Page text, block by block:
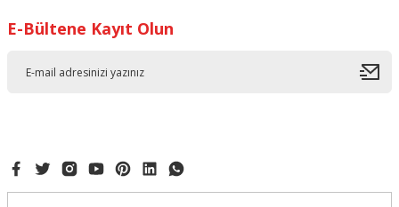
Ürün resmi kalitesiz, bozuk veya görüntülenemiyor.
E-Bültene Kayıt Olun